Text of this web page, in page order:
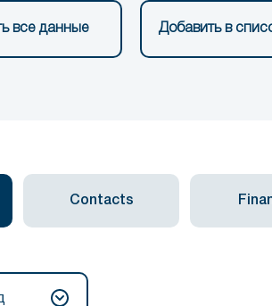
все данные Добавить в
Contacts